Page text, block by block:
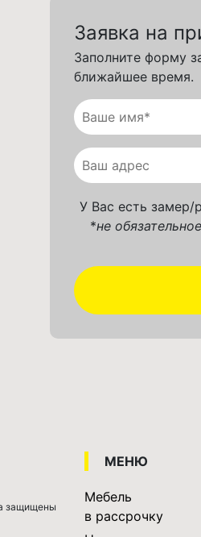
Заявка на
Заполните форму
ближайшее время.
У Вас есть замер/
*не
защищены
МЕНЮ
Мебель
в рассрочку